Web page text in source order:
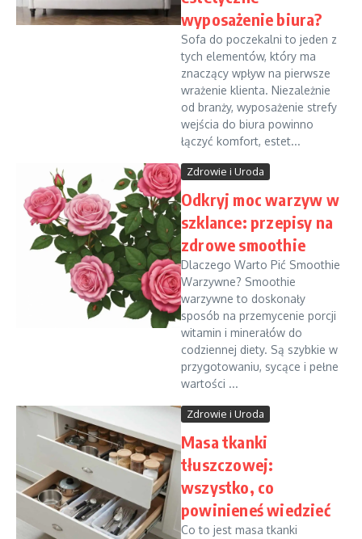
wyposażenie biura?
Sofa do poczekalni to jeden z
tych elementów, który ma
znaczący wpływ na pierwsze
wrażenie klienta. Niezależnie
od branży, wyposażenie strefy
wejścia do biura powinno
łączyć komfort, estet...
Zdrowie i Uroda
Odkryj moc warzyw w
szklance: przepisy na
zdrowe smoothie
Dlaczego Warto Pić Smoothie
Warzywne? Smoothie
warzywne to doskonały
sposób na przemycenie porcji
witamin i minerałów do
codziennej diety. Są szybkie w
przygotowaniu, sycące i pełne
wartości ...
Zdrowie i Uroda
Masa tkanki
tłuszczowej:
wszystko, co
powinieneś wiedzieć
Co to jest masa tkanki